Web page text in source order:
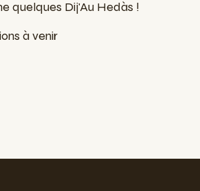
quelques Dij'Au Hedàs !
à venir